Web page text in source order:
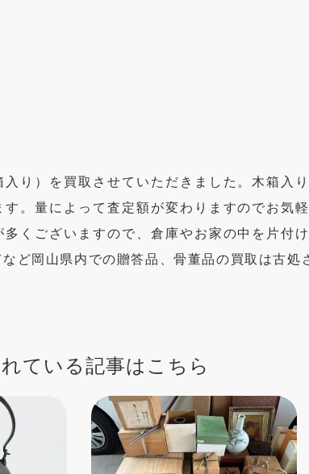
り）を買取させていただきました。木箱入
す。量によって査定額が変わりますのでお気
くございますので、倉庫やお家の中を片付
ど岡山県内での贈答品、骨董品の買取は古処
ている記事はこちら